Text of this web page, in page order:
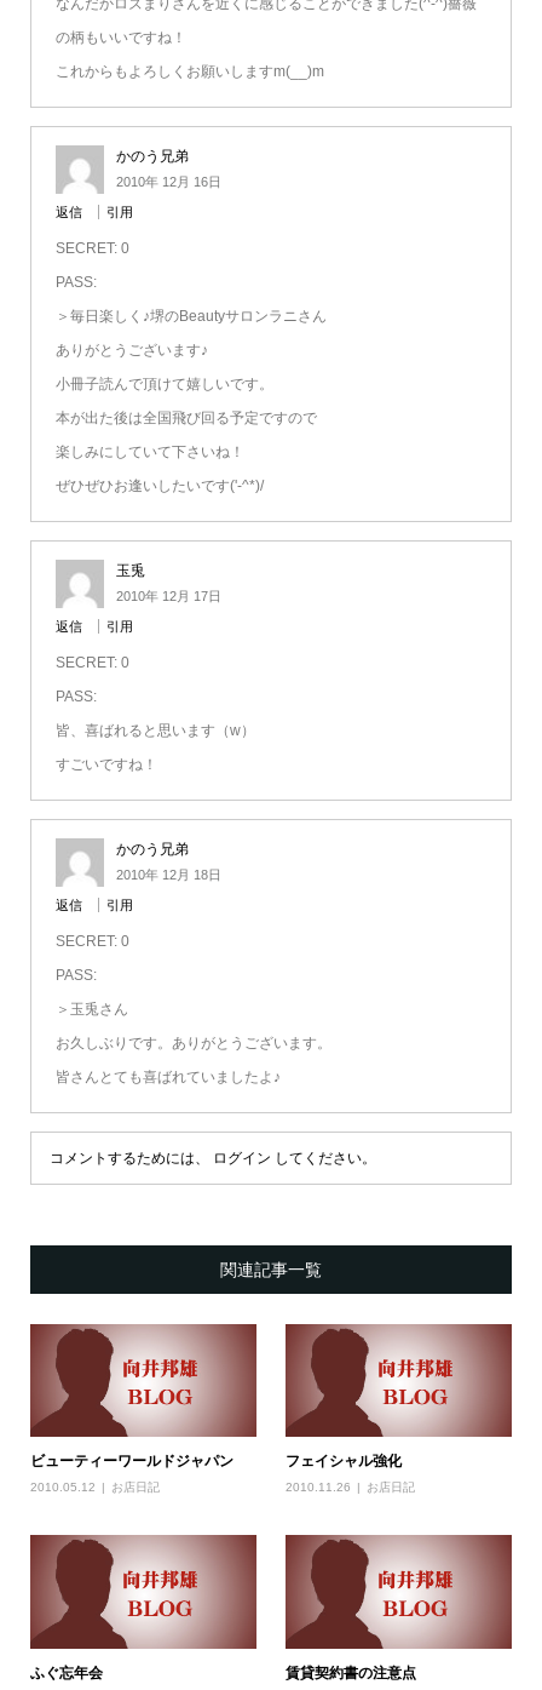
なんだかロズまりさんを近くに感じることができました(^-^)薔薇
の柄もいいですね！
これからもよろしくお願いしますm(__)m
かのう兄弟
2010年 12月 16日
返信 引用
SECRET: 0
PASS:
＞毎日楽しく♪堺のBeautyサロンラニさん
ありがとうございます♪
小冊子読んで頂けて嬉しいです。
本が出た後は全国飛び回る予定ですので
楽しみにしていて下さいね！
ぜひぜひお逢いしたいです('-^*)/
玉兎
2010年 12月 17日
返信 引用
SECRET: 0
PASS:
皆、喜ばれると思います（w）
すごいですね！
かのう兄弟
2010年 12月 18日
返信 引用
SECRET: 0
PASS:
＞玉兎さん
お久しぶりです。ありがとうございます。
皆さんとても喜ばれていましたよ♪
コメントするためには、 ログイン してください。
関連記事一覧
ビューティーワールドジャパン
2010.05.12 お店日記
フェイシャル強化
2010.11.26 お店日記
ふぐ忘年会 賃貸契約書の注意点